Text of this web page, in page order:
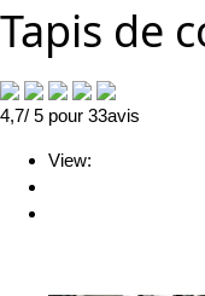
Tapis de
4,7/ 5 pour 33avis
View: